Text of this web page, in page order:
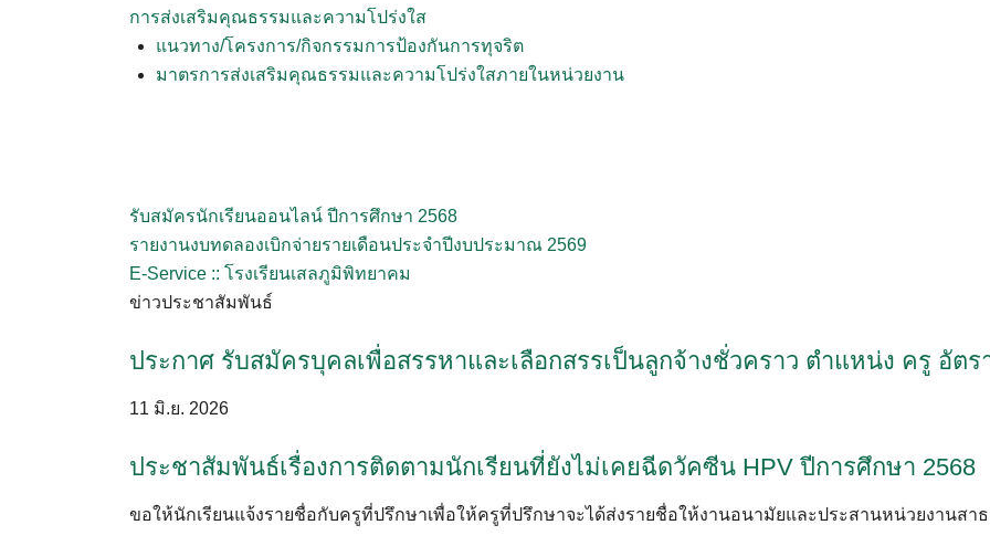
การส่งเสริมคุณธรรมและความโปร่งใส
แนวทาง/โครงการ/กิจกรรมการป้องกันการทุจริต
มาตรการส่งเสริมคุณธรรมและความโปร่งใสภายในหน่วยงาน
รับสมัครนักเรียนออนไลน์ ปีการศึกษา 2568
รายงานงบทดลองเบิกจ่ายรายเดือนประจำปีงบประมาณ 2569
E-Service :: โรงเรียนเสลภูมิพิทยาคม
ข่าวประชาสัมพันธ์
ประกาศ รับสมัครบุคลเพื่อสรรหาและเลือกสรรเป็นลูกจ้างชั่วคราว ตำแหน่ง ครู อัตร
11 มิ.ย. 2026
ประชาสัมพันธ์เรื่องการติดตามนักเรียนที่ยังไม่เคยฉีดวัคซีน HPV ปีการศึกษา 2568
ขอให้นักเรียนแจ้งรายชื่อกับครูที่ปรึกษาเพื่อให้ครูที่ปรึกษาจะได้ส่งรายชื่อให้งานอนามัยและประสานหน่วยงานส